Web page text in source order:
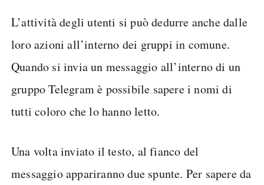
L’attività degli utenti si può dedurre anche dalle
loro azioni all’interno dei gruppi in comune.
Quando si invia un messaggio all’interno di un
gruppo Telegram è possibile sapere i nomi di
tutti coloro che lo hanno letto.
Una volta inviato il testo, al fianco del
messaggio appariranno due spunte. Per sapere da